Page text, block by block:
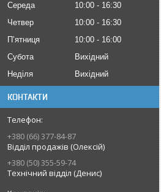
Середа
10:00
16:30
Четвер
10:00
16:30
Пʼятниця
10:00
16:00
Субота
Вихідний
Неділя
Вихідний
КОНТАКТИ
+380 (66) 377-84-87
Відділ продажів (Олексій)
+380 (50) 355-59-74
Технічний відділ (Денис)